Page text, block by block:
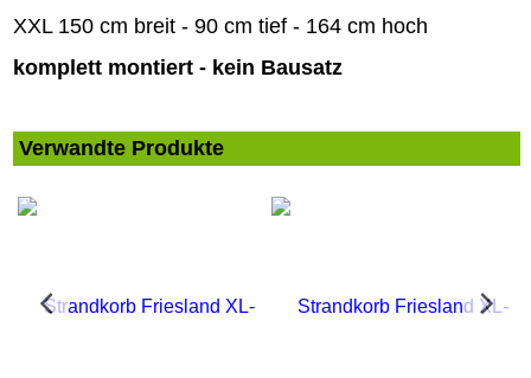
XXL 150 cm breit - 90 cm tief - 164 cm hoch
komplett montiert - kein Bausatz
Verwandte Produkte